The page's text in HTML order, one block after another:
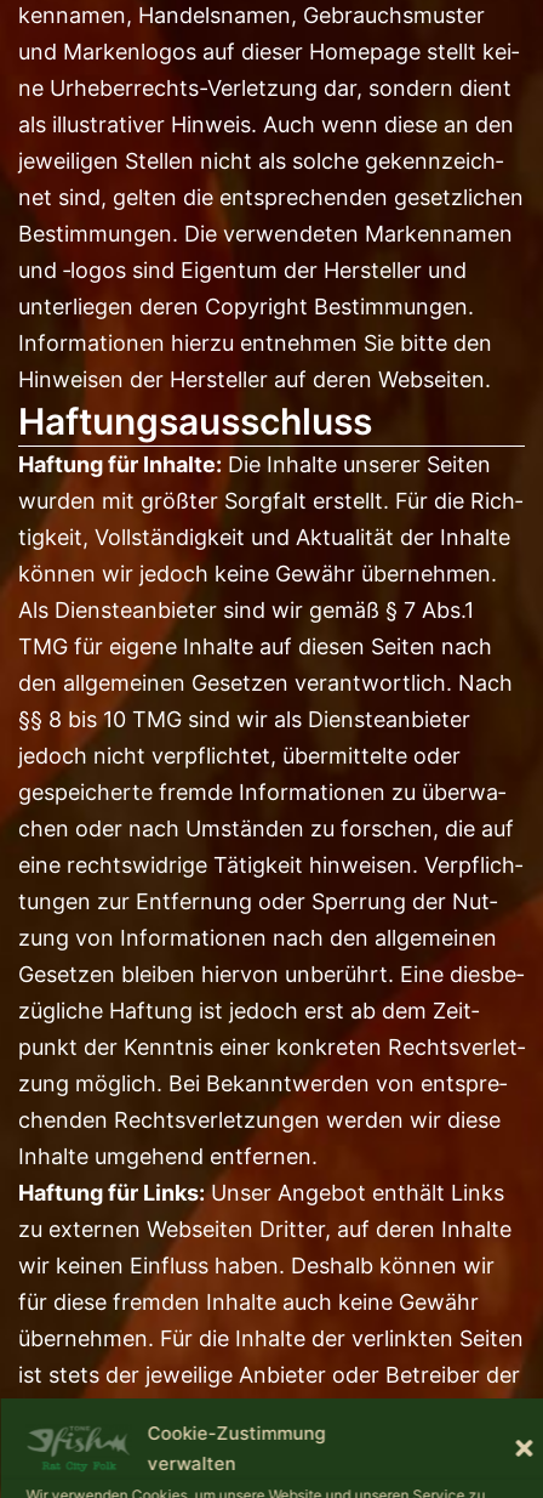
Cookie-Zustimmung
verwalten
ken­na­men, Han­dels­na­men, Gebrauchs­mus­ter
und Mar­ken­lo­gos auf die­ser Home­page stellt kei­
ne Urhe­ber­rechts-Ver­let­zung dar, son­dern dient
als illus­tra­ti­ver Hin­weis. Auch wenn die­se an den
jewei­li­gen Stel­len nicht als sol­che gekenn­zeich­
net sind, gel­ten die ent­spre­chen­den gesetz­li­chen
Bestim­mun­gen. Die ver­wen­de­ten Mar­ken­na­men
und ‑logos sind Eigen­tum der Her­stel­ler und
unter­lie­gen deren Copy­right Bestim­mun­gen.
Infor­ma­tio­nen hier­zu ent­neh­men Sie bit­te den
Hin­wei­sen der Her­stel­ler auf deren Webseiten.
Haftungsausschluss
Haf­tung für Inhal­te: Die Inhal­te unse­rer Sei­ten
wur­den mit größ­ter Sorg­falt erstellt. Für die Rich­
tig­keit, Voll­stän­dig­keit und Aktua­li­tät der Inhal­te
kön­nen wir jedoch kei­ne Gewähr über­neh­men.
Als Diens­te­an­bie­ter sind wir gemäß § 7 Abs.1
TMG für eige­ne Inhal­te auf die­sen Sei­ten nach
den all­ge­mei­nen Geset­zen ver­ant­wort­lich. Nach
§§ 8 bis 10 TMG sind wir als Diens­te­an­bie­ter
jedoch nicht ver­pflich­tet, über­mit­tel­te oder
gespei­cher­te frem­de Infor­ma­tio­nen zu über­wa­
chen oder nach Umstän­den zu for­schen, die auf
eine rechts­wid­ri­ge Tätig­keit hin­wei­sen. Ver­pflich­
tun­gen zur Ent­fer­nung oder Sper­rung der Nut­
zung von Infor­ma­tio­nen nach den all­ge­mei­nen
Geset­zen blei­ben hier­von unbe­rührt. Eine dies­be­
züg­li­che Haf­tung ist jedoch erst ab dem Zeit­
punkt der Kennt­nis einer kon­kre­ten Rechts­ver­let­
zung mög­lich. Bei Bekannt­wer­den von ent­spre­
chen­den Rechts­ver­let­zun­gen wer­den wir die­se
Inhal­te umge­hend entfernen.
Haf­tung für Links:Unser Ange­bot ent­hält Links
zu exter­nen Web­sei­ten Drit­ter, auf deren Inhal­te
wir kei­nen Ein­fluss haben. Des­halb kön­nen wir
für die­se frem­den Inhal­te auch kei­ne Gewähr
über­neh­men. Für die Inhal­te der ver­link­ten Sei­ten
ist stets der jewei­li­ge Anbie­ter oder Betrei­ber der
den zum Zeit­punkt der Ver­lin­kung auf mög­li­che
Rechts­ver­stö­ße über­prüft. Rechts­wid­ri­ge Inhal­te